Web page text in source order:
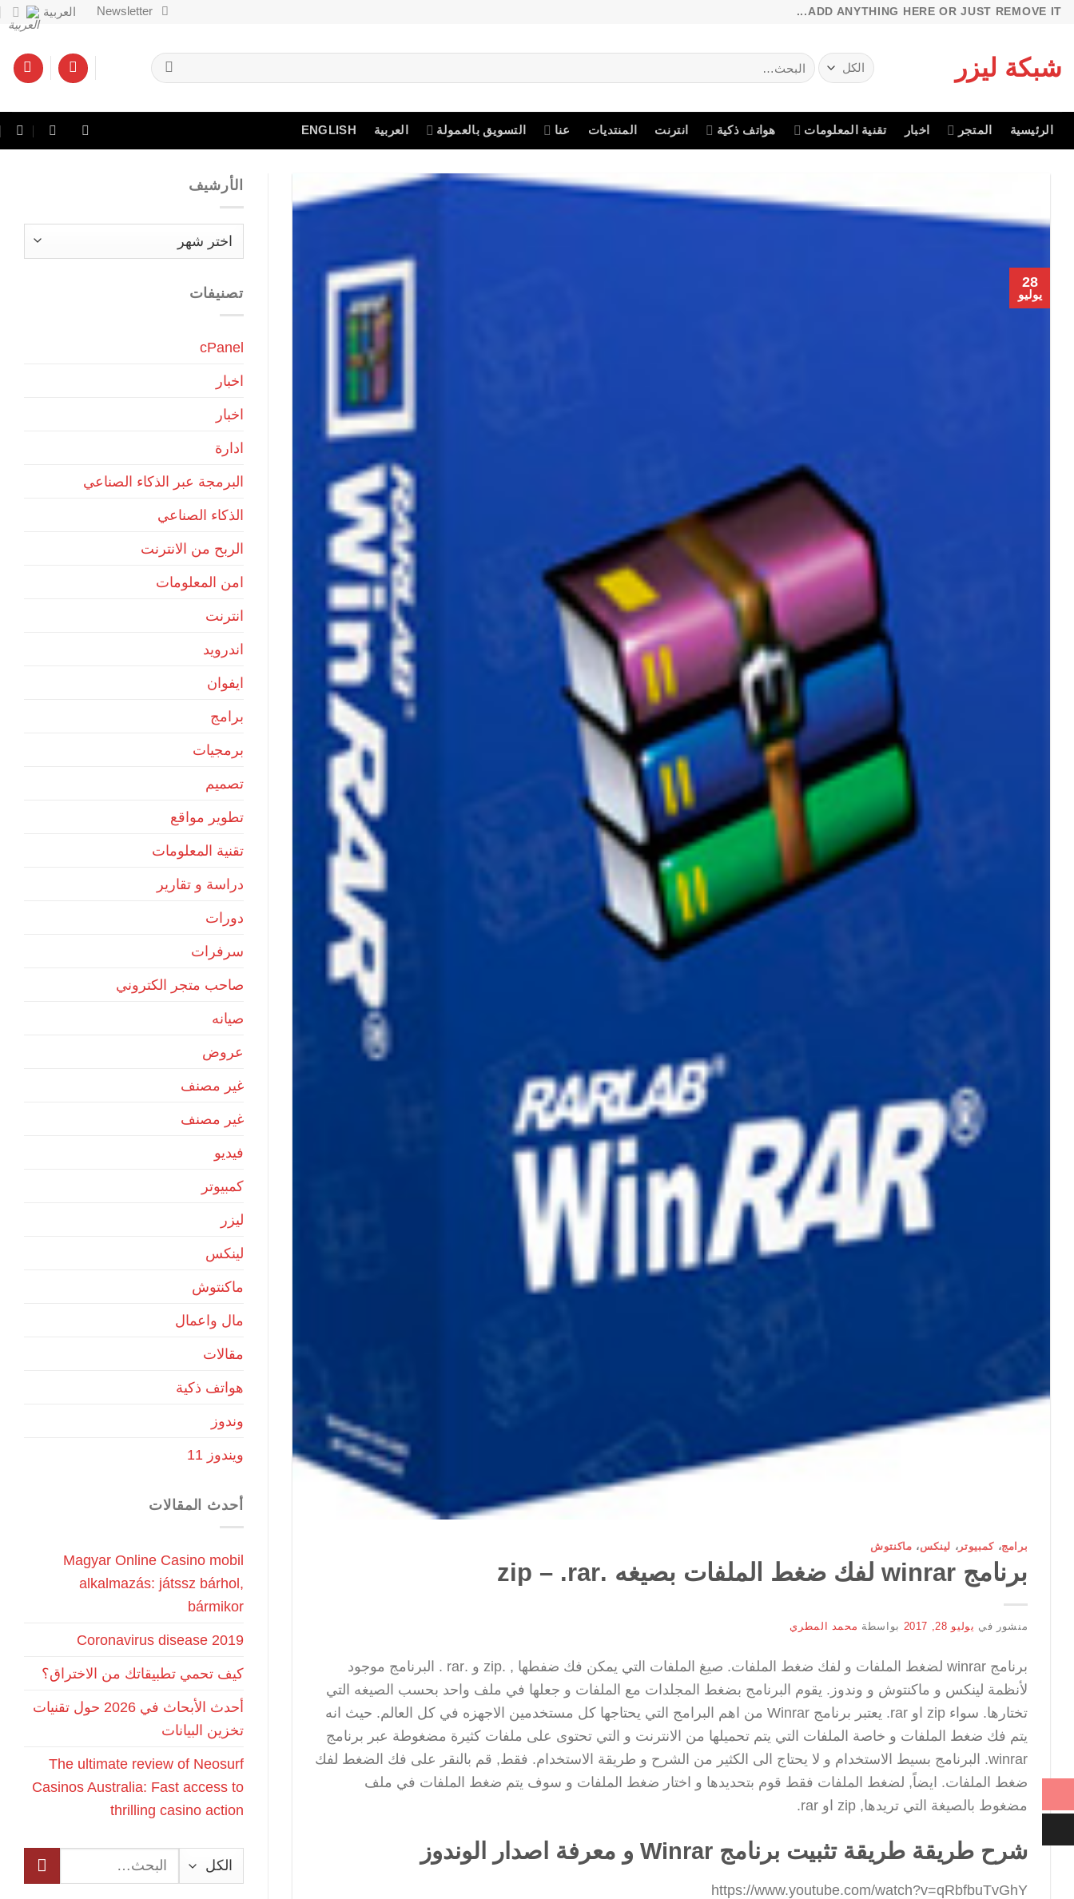
تخطي
ADD ANYTHING HERE OR JUST REMOVE IT...
Newsletter العربية
شبكة ليزر
البحث
عن:
الرئيسية المتجر اخبار تقنية المعلومات هواتف ذكية انترنت المنتديات عنا التسويق بالعمولة العربية ENGLISH
28
يوليو
برامج،كمبيوتر ، لينكس، ماكنتوش
برنامج winrar لفك ضغط الملفات بصيغه .zip – .rar
منشور في يوليو 28, 2017 بواسطة محمد المطري
برنامج winrar لضغط الملفات و لفك ضغط الملفات. صيغ الملفات التي يمكن فك ضفطها , .zip و .rar . البرنامج موجود
لأنظمة لينكس و ماكنتوش و وندوز. يقوم البرنامج بضغط المجلدات مع الملفات و جعلها في ملف واحد بحسب الصيغه التي
تختارها. سواء zip او rar. يعتبر برنامج Winrar من اهم البرامج التي يحتاجها كل مستخدمين الاجهزه في كل العالم. حيث انه
يتم فك ضغط الملفات و خاصة الملفات التي يتم تحميلها من الانترنت و التي تحتوى على ملفات كثيرة مضغوطة عبر برنامج
winrar. البرنامج بسيط الاستخدام و لا يحتاج الى الكثير من الشرح و طريقة الاستخدام. فقط, قم بالنقر على فك الضغط لفك
ضغط الملفات. ايضاً, لضغط الملفات فقط قوم بتحديدها و اختار ضغط الملفات و سوف يتم ضغط الملفات في ملف
مضغوط بالصيغة التي تريدها, zip او rar.
شرح طريقة طريقة تثبيت برنامج Winrar و معرفة اصدار الوندوز
https://www.youtube.com/watch?v=qRbfbuTvGhY
الأرشيف
الأرشيف
تصنيفات
cPanel
اخبار
اخبار
ادارة
البرمجة عبر الذكاء الصناعي
الذكاء الصناعي
الربح من الانترنت
امن المعلومات
انترنت
اندرويد
ايفوان
برامج
برمجيات
تصميم
تطوير مواقع
تقنية المعلومات
دراسة و تقارير
دورات
سرفرات
صاحب متجر الكتروني
صيانه
عروض
غير مصنف
غير مصنف
فيديو
كمبيوتر
ليزر
لينكس
ماكنتوش
مال واعمال
مقالات
هواتف ذكية
وندوز
ويندوز 11
أحدث المقالات
Magyar Online Casino mobil
alkalmazás: játssz bárhol,
bármikor
Coronavirus disease 2019
كيف تحمي تطبيقاتك من الاختراق؟
أحدث الأبحاث في 2026 حول تقنيات
تخزين البيانات
The ultimate review of Neosurf
Casinos Australia: Fast access to
thrilling casino action
البحث
عن: